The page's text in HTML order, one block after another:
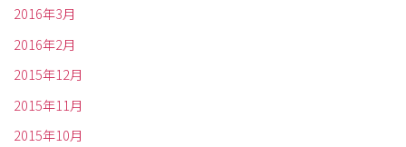
2016年3月
2016年2月
2015年12月
2015年11月
2015年10月